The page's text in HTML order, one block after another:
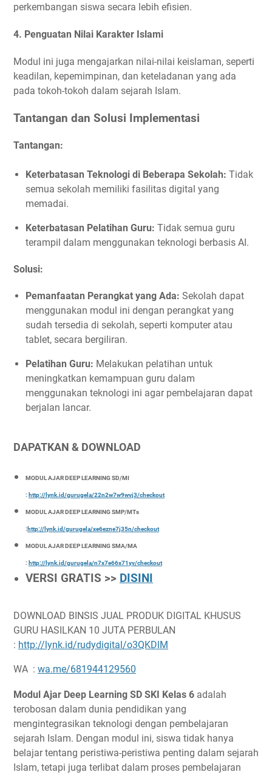
perkembangan siswa secara lebih efisien.
4. Penguatan Nilai Karakter Islami
Modul ini juga mengajarkan nilai-nilai keislaman, seperti
keadilan, kepemimpinan, dan keteladanan yang ada
pada tokoh-tokoh dalam sejarah Islam.
Tantangan dan Solusi Implementasi
Tantangan:
Keterbatasan Teknologi di Beberapa Sekolah: Tidak
semua sekolah memiliki fasilitas digital yang
memadai.
Keterbatasan Pelatihan Guru: Tidak semua guru
terampil dalam menggunakan teknologi berbasis AI.
Solusi:
Pemanfaatan Perangkat yang Ada: Sekolah dapat
menggunakan modul ini dengan perangkat yang
sudah tersedia di sekolah, seperti komputer atau
tablet, secara bergiliran.
Pelatihan Guru: Melakukan pelatihan untuk
meningkatkan kemampuan guru dalam
menggunakan teknologi ini agar pembelajaran dapat
berjalan lancar.
DAPATKAN & DOWNLOAD
MODUL AJAR DEEP LEARNING SD/MI
: http://lynk.id/gurugela/22n2w7w9wvj3/checkout
MODUL AJAR DEEP LEARNING SMP/MTs
: http://lynk.id/gurugela/xe6ezne7j35n/checkout
MODUL AJAR DEEP LEARNING SMA/MA
: http://lynk.id/gurugela/n7x7e66x71yv/checkout
VERSI GRATIS >> DISINI
DOWNLOAD BINSIS JUAL PRODUK DIGITAL KHUSUS
GURU HASILKAN 10 JUTA PERBULAN
: http://lynk.id/rudydigital/o3QKDlM
WA : wa.me/681944129560
Modul Ajar Deep Learning SD SKI Kelas 6 adalah
terobosan dalam dunia pendidikan yang
mengintegrasikan teknologi dengan pembelajaran
sejarah Islam. Dengan modul ini, siswa tidak hanya
belajar tentang peristiwa-peristiwa penting dalam sejarah
Islam, tetapi juga terlibat dalam proses pembelajaran